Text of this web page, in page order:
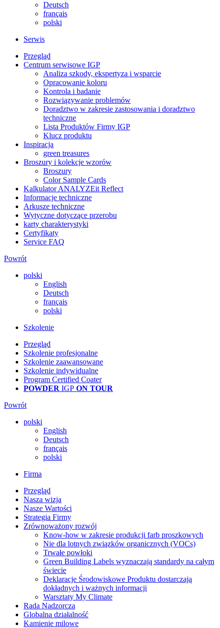
Deutsch
français
polski
Serwis
Przegląd
Centrum serwisowe IGP
Analiza szkody, ekspertyza i wsparcie
Opracowanie koloru
Kontrola i badanie
Rozwiązywanie problemów
Doradztwo w zakresie zastosowania i doradztwo
techniczne
Lista Produktów Firmy IGP
Klucz produktu
Inspiracja
green treasures
Broszury i kolekcje wzorów
Broszury
Color Sample Cards
Kalkulator ANALYZEit Reflect
Informacje techniczne
Arkusze techniczne
Wytyczne dotyczące przerobu
karty charakterystyki
Certyfikaty
Service FAQ
Powrót
polski
English
Deutsch
français
polski
Szkolenie
Przegląd
Szkolenie profesjonalne
Szkolenie zaawansowane
Szkolenie indywidualne
Program Certified Coater
POWDER IGP ON TOUR
Powrót
polski
English
Deutsch
français
polski
Firma
Przegląd
Nasza wizja
Nasze Wartości
Strategia Firmy
Zrównoważony rozwój
Know-how w zakresie produkcji farb proszkowych
Nie dla lotnych związków organicznych (VOCs)
Trwałe powłoki
Green Building Labels wyznaczają standardy na całym
świecie
Deklaracje Środowiskowe Produktu dostarczają
dokładnych i ważnych informacji
Warsztaty My Climate
Rada Nadzorcza
Globalna działalność
Kamienie milowe